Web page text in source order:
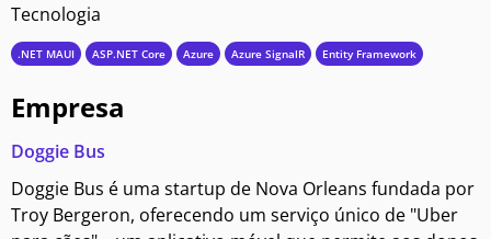
Tecnologia
.NET MAUI ASP.NET Core Azure Azure SignalR Entity Framework
Empresa
Doggie Bus
Doggie Bus é uma startup de Nova Orleans fundada por
Troy Bergeron, oferecendo um serviço único de "Uber